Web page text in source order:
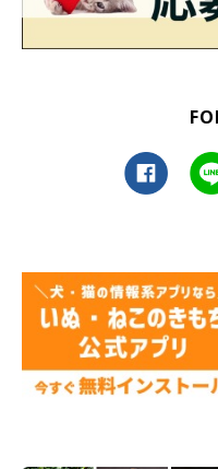
おやつを見て舌が出てしまうま
@tsugaruhidemaru